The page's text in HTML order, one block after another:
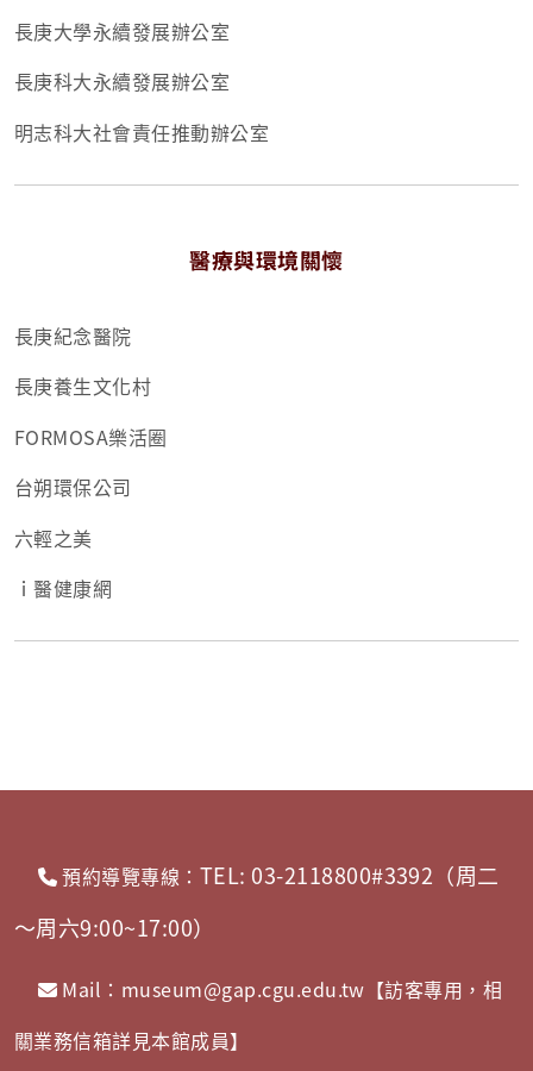
長庚大學永續發展辦公室
長庚科大永續發展辦公室
明志科大社會責任推動辦公室
醫療與環境關懷
長庚紀念醫院
長庚養生文化村
FORMOSA樂活圈
台朔環保公司
六輕之美
ｉ醫健康網
預約導覽專線： TEL: 03-2118800#3392（周二
～周六9:00~17:00）
Mail：museum@gap.cgu.edu.tw【訪客專用，相
關業務信箱詳見本館成員】